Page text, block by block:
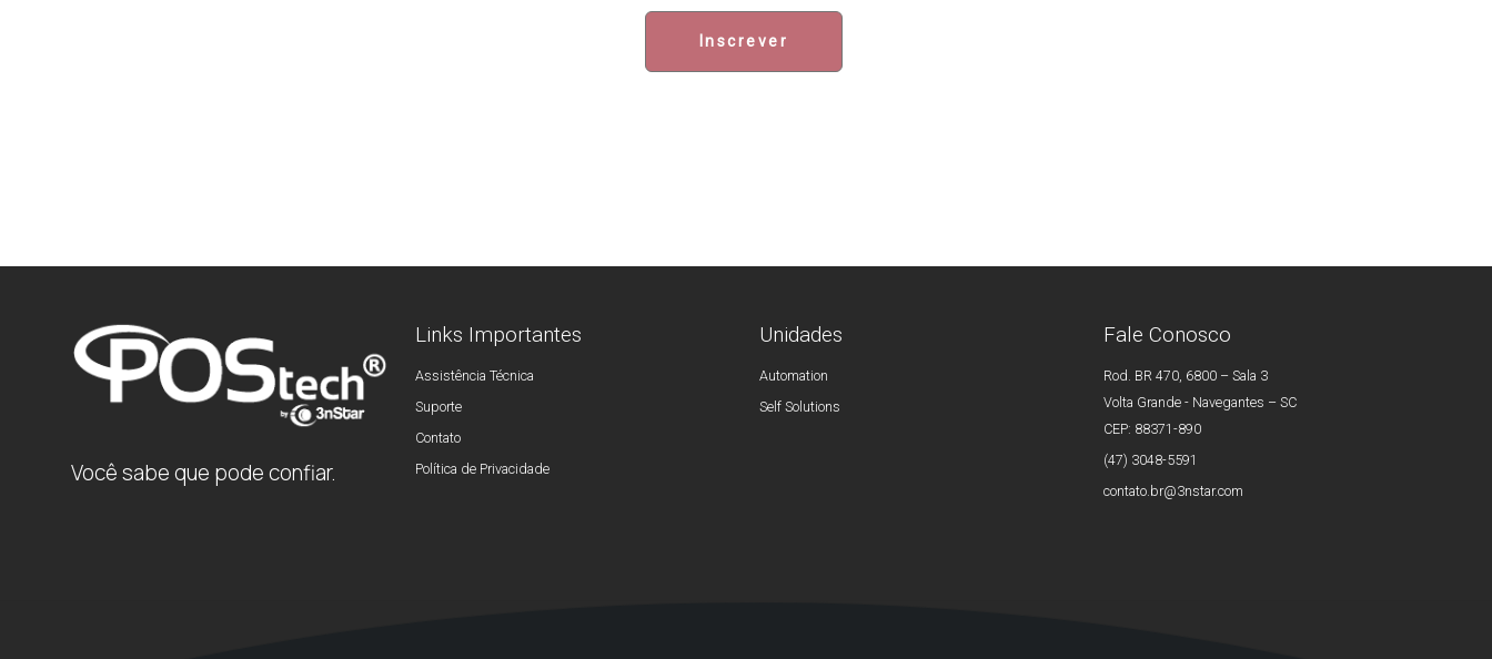
Inscrever
Você sabe que pode confiar.
Links Importantes
Assistência Técnica
Suporte
Contato
Política de Privacidade
Unidades
Automation
Self Solutions
Fale Conosco
Rod. BR 470, 6800 – Sala 3
Volta Grande - Navegantes – SC
CEP: 88371-890
(47) 3048-5591
contato.br@3nstar.com